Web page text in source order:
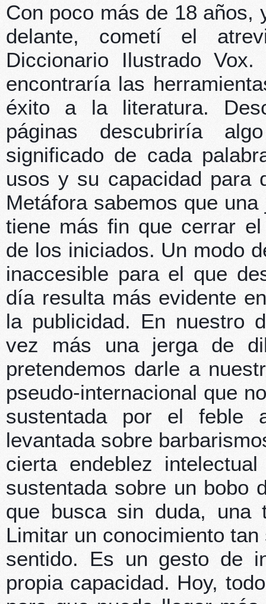
Con poco más de 18 años,
delante, cometí el
Diccionario Ilustrado
encontraría las
éxito a la literatura.
páginas descubriría
significado de cada
usos y su capacidad para
Metáfora sabemos que
tiene más fin que cerrar
de los iniciados. Un modo
inaccesible para el que
día resulta más evidente
la publicidad. En nuestro
vez más una jerga de
pretendemos darle a
pseudo-internacional que
sustentada por el feble
levantada sobre
cierta endeblez
sustentada sobre un bobo
que busca sin duda, una
Limitar un conocimiento
sentido. Es un gesto de
propia capacidad. Hoy,